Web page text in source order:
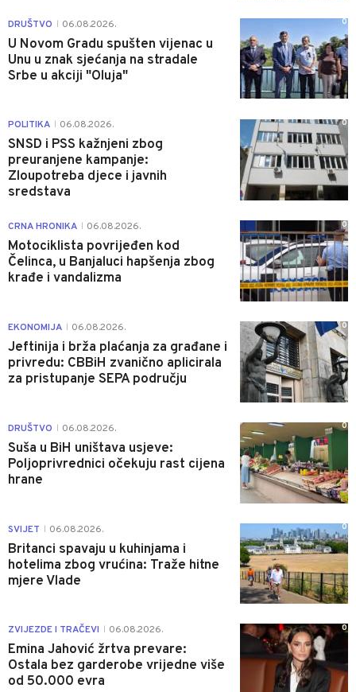
DRUŠTVO 06.08.2026.
U Novom Gradu spušten vijenac u
Unu u znak sjećanja na stradale
Srbe u akciji "Oluja"
0
POLITIKA 06.08.2026.
SNSD i PSS kažnjeni zbog
preuranjene kampanje:
Zloupotreba djece i javnih
sredstava
0
CRNA HRONIKA 06.08.2026.
Motociklista povrijeđen kod
Čelinca, u Banjaluci hapšenja zbog
krađe i vandalizma
0
EKONOMIJA 06.08.2026.
Jeftinija i brža plaćanja za građane i
privredu: CBBiH zvanično aplicirala
za pristupanje SEPA području
0
DRUŠTVO 06.08.2026.
Suša u BiH uništava usjeve:
Poljoprivrednici očekuju rast cijena
hrane
0
SVIJET 06.08.2026.
Britanci spavaju u kuhinjama i
hotelima zbog vrućina: Traže hitne
mjere Vlade
0
ZVIJEZDE I TRAČEVI 06.08.2026.
Emina Jahović žrtva prevare:
Ostala bez garderobe vrijedne više
od 50.000 evra
0